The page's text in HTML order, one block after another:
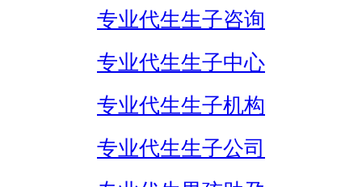
专业代生生子咨询
专业代生生子中心
专业代生生子机构
专业代生生子公司